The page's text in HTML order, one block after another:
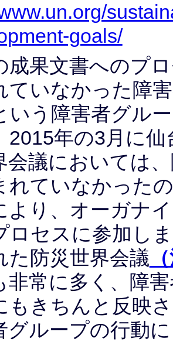
goals/
果文書へのプ
ていなかった障
いう障害者グル
2015年の3月に
会議においては
れていなかった
より、オーガナ
ロセスに参加し
た防災世界会議
非常に多く、障
もきちんと反映
グループの行動